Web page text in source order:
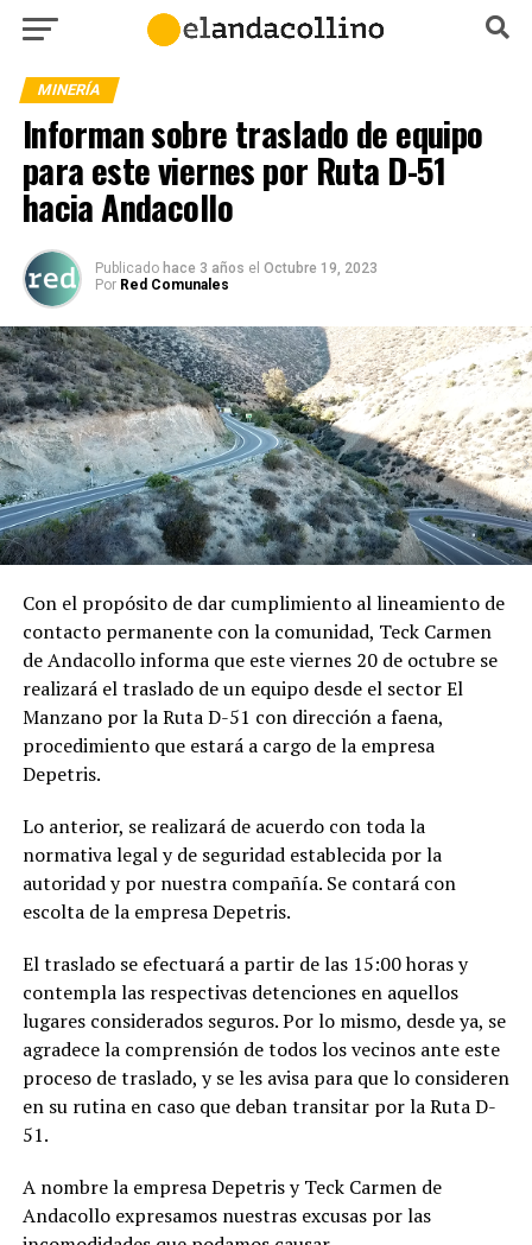
MINERÍA
Informan sobre traslado de equipo
para este viernes por Ruta D-51
hacia Andacollo
Publicado hace 3 años el Octubre 19, 2023
Por Red Comunales
Con el propósito de dar cumplimiento al lineamiento de
contacto permanente con la comunidad, Teck Carmen
de Andacollo informa que este viernes 20 de octubre se
realizará el traslado de un equipo desde el sector El
Manzano por la Ruta D-51 con dirección a faena,
procedimiento que estará a cargo de la empresa
Depetris.
Lo anterior, se realizará de acuerdo con toda la
normativa legal y de seguridad establecida por la
autoridad y por nuestra compañía. Se contará con
escolta de la empresa Depetris.
El traslado se efectuará a partir de las 15:00 horas y
contempla las respectivas detenciones en aquellos
lugares considerados seguros. Por lo mismo, desde ya, se
agradece la comprensión de todos los vecinos ante este
proceso de traslado, y se les avisa para que lo consideren
en su rutina en caso que deban transitar por la Ruta D-
51.
A nombre la empresa Depetris y Teck Carmen de
Andacollo expresamos nuestras excusas por las